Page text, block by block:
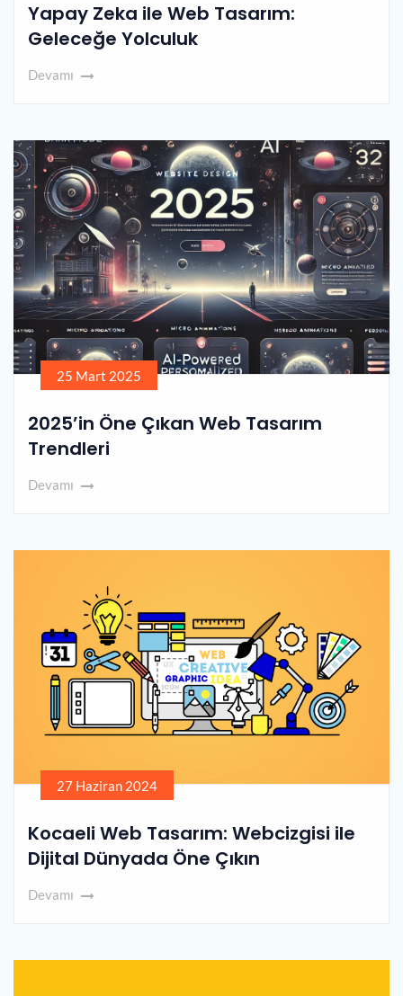
Yapay Zeka ile Web Tasarım:
Geleceğe Yolculuk
Devamı
25 Mart 2025
2025’in Öne Çıkan Web Tasarım
Trendleri
Devamı
27 Haziran 2024
Kocaeli Web Tasarım: Webcizgisi ile
Dijital Dünyada Öne Çıkın
Devamı